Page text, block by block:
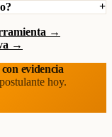
→
→
evidencia
hoy.